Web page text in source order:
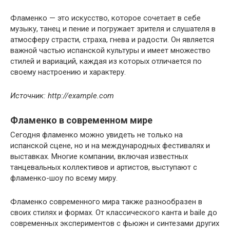
Фламенко — это искусство, которое сочетает в себе
музыку, танец и пение и погружает зрителя и слушателя в
атмосферу страсти, страха, гнева и радости. Он является
важной частью испанской культуры и имеет множество
стилей и вариаций, каждая из которых отличается по
своему настроению и характеру.
Источник: http://example.com
Фламенко в современном мире
Сегодня фламенко можно увидеть не только на
испанской сцене, но и на международных фестивалях и
выставках. Многие компании, включая известных
танцевальных коллективов и артистов, выступают с
фламенко-шоу по всему миру.
Фламенко современного мира также разнообразен в
своих стилях и формах. От классического канта и baile до
современных экспериментов с фьюжн и синтезами других